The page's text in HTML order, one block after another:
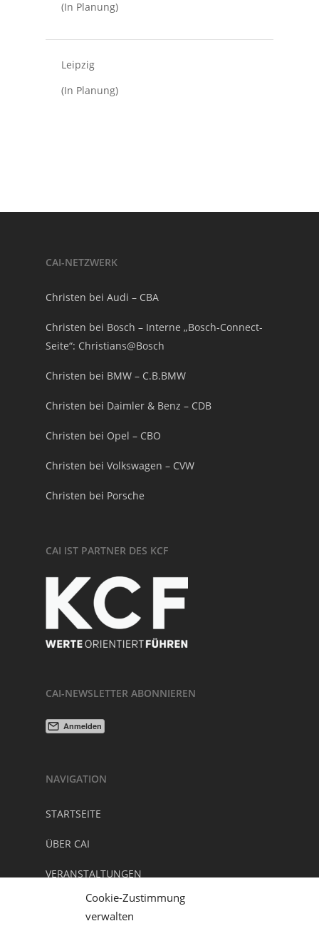
Cookie-Zustimmung
verwalten
(In Planung)
Leipzig
(In Planung)
CAI-NETZWERK
Christen bei Audi – CBA
Christen bei Bosch – Interne „Bosch-Connect-
Seite“: Christians@Bosch
Christen bei BMW – C.B.BMW
Christen bei Daimler & Benz – CDB
Christen bei Opel – CBO
Christen bei Volkswagen – CVW
Christen bei Porsche
CAI IST PARTNER DES KCF
CAI-NEWSLETTER ABONNIEREN
NAVIGATION
STARTSEITE
ÜBER CAI
VERANSTALTUNGEN
NEWSLETTER/ KONTAKT